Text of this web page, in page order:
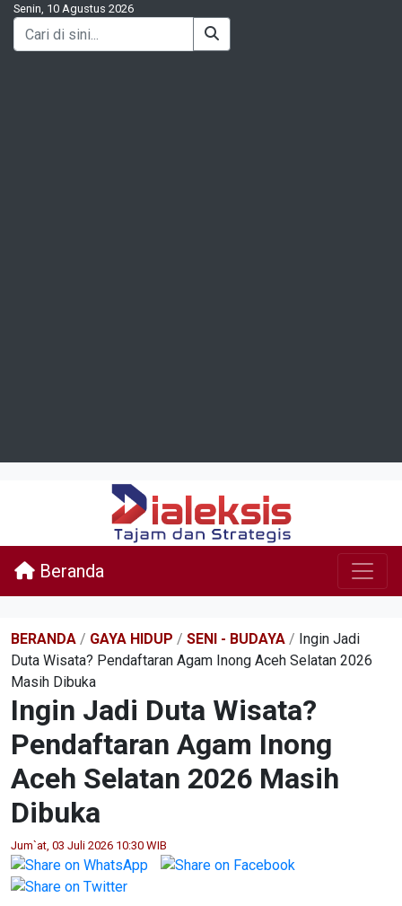
Senin, 10 Agustus 2026
Beranda
BERANDA / GAYA HIDUP / SENI - BUDAYA / Ingin Jadi
Duta Wisata? Pendaftaran Agam Inong Aceh Selatan 2026
Masih Dibuka
Ingin Jadi Duta Wisata?
Pendaftaran Agam Inong
Aceh Selatan 2026 Masih
Dibuka
Jum`at, 03 Juli 2026 10:30 WIB